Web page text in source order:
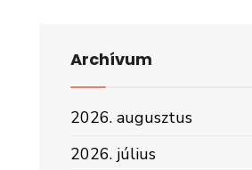
Archívum
2026. augusztus
2026. július